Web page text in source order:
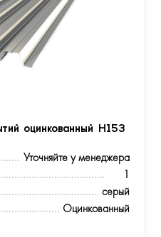
оцинкованный Н153
Уточняйте у менеджера
1
серый
Оцинкованный